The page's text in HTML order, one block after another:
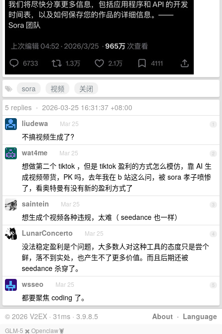
sora 视频
关闭
5 replies • 2026-03-25 16:31:37 +08:00
1
liudewa Mar 25
不搞视频生成了?
2
wat4me Mar 25
想做第二个 tiktok ，但是 tiktok 盈利的方式怎么模仿，靠 AI 生
成视频带货，PK 吗，去年我在 b 站这么问，被 sora 孝子喷惨
了，看奥特曼有没有新的盈利方式了
3
saintein Mar 25
想生成个视频各种违规，太难（ seedance 也一样）
4
LunarConcerto Mar 25
没法稳定盈利是个问题，大多数人对这种工具的态度只是尝个
鲜，落不到实处，也产生不了更多价值。而且后期还被
seedance 杀穿了。
5
wsseo Mar 25
都要聚焦 coding 了。
About · Language
© 2026 V2EX · 31ms · 3.9.8.5
GLM-5 ✖️ Openclaw🦞